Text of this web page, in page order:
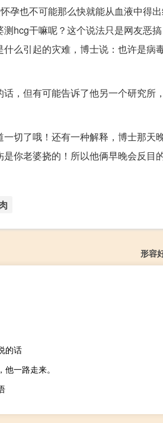
孕也不可能那么快就能从血液中得
hcg干嘛呢？这个说法只是网友恶
么引起的灾难，博士说：也许是病
，但有可能告诉了他另一个研究所
切了哦！还有一种解释，博士那天
你老婆挠的！所以他俩早晚会反目
形容
的话
一路走来。